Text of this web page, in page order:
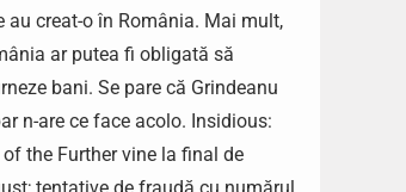
au creat-o în România. Mai mult,
ar putea fi obligată să
bani. Se pare că Grindeanu
n-are ce face acolo. Insidious:
of the Further vine la final de